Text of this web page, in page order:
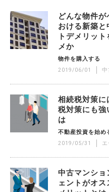
どんな物件
おける新築と
トデメリッ
メか
物件を購入する
2019/06/01 中
相続税対策に
税対策にも強
は
不動産投資を始め
2019/05/31
中古マンショ
ェントがオ